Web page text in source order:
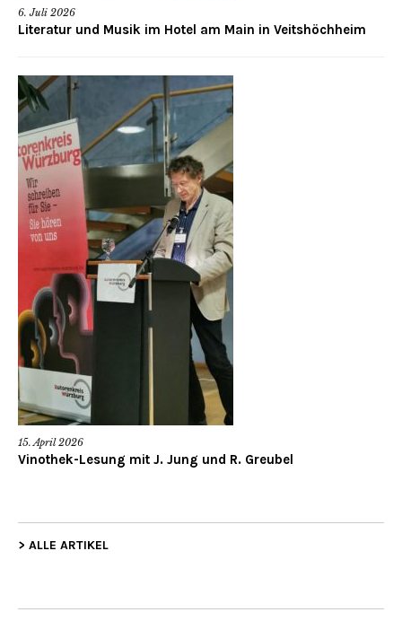
6. Juli 2026
Literatur und Musik im Hotel am Main in Veitshöchheim
15. April 2026
Vinothek-Lesung mit J. Jung und R. Greubel
> ALLE ARTIKEL